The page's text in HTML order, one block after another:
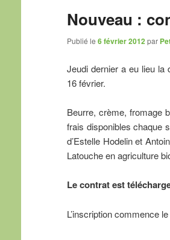
Nouveau :
Publié le 6 février 2012par
Jeudi dernier a eu lieu la
16 février.
Beurre, crème, fromage
frais disponibles chaque
d’Estelle Hodelin et
Latouche en agriculture
Le contrat est
L’inscription commence